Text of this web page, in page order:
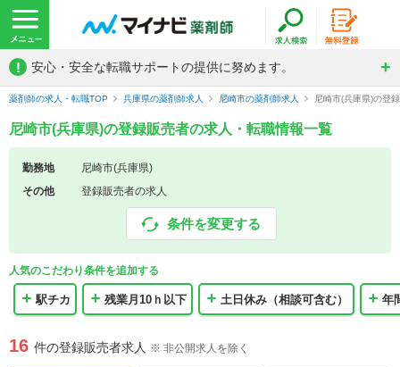
! 安心・安全な転職サポートの提供に努めます。
薬剤師の求人・転職TOP 兵庫県の薬剤師求人 尼崎市の薬剤師求人 尼崎市(兵庫県)の登
尼崎市(兵庫県)の登録販売者の求人・転職情報一覧
勤務地
尼崎市(兵庫県)
その他
登録販売者の求人
条件を変更する
人気のこだわり条件を追加する
駅チカ 残業月10ｈ以下 土日休み（相談可含む） 年
16 件の登録販売者求人 ※ 非公開求人を除く